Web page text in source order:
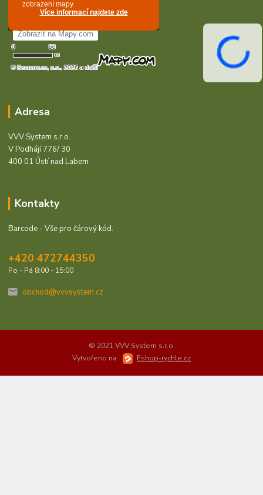
Adresa
VVV System s.r.o.
V Podhájí 776/ 30
400 01 Ústí nad Labem
Kontakty
Barcode - Vše pro čárový kód.
+420 472744350
Po - Pá 8:00 - 15:00
obchod@vvvsystem.cz
© 2021 VVV System s.r.o.
Vytvořeno na
Eshop-rychle.cz